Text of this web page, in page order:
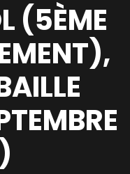
(5ÈME